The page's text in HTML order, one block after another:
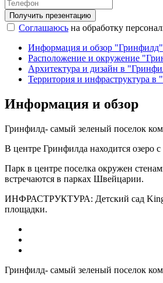
Соглашаюсь на обработку
Информация и обзор "Гринфилд"
Расположение и окружение
Архитектура и дизайн в
Территория и инфраструктура в
Информация и обзор
Гринфилд- самый зеленый поселок
В центре Гринфилда находится озеро
Парк в центре поселка окружен
встречаются в парках Швейцарии.
ИНФРАСТРУКТУРА: Детский сад
площадки.
Гринфилд- самый зеленый поселок